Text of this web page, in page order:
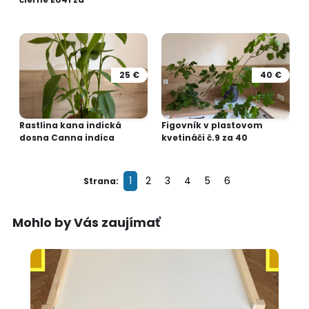
25 €
Rastlina kana indická
dosna Canna indica
40 €
Figovník v plastovom
kvetináči č.9 za 40
Strana: 1 2 3 4 5 6
Mohlo by Vás zaujímať